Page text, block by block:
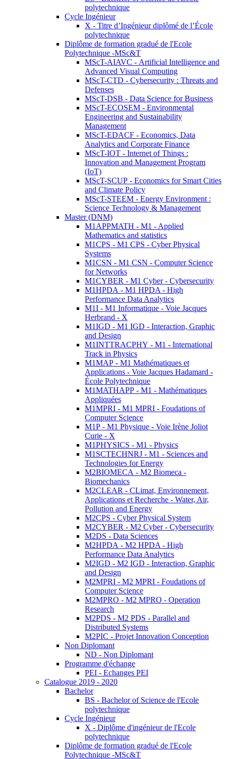
polytechnique
Cycle Ingénieur
X - Titre d’Ingénieur diplômé de l’École
polytechnique
Diplôme de formation gradué de l'Ecole
Polytechnique -MSc&T
MScT-AIAVC - Artificial Intelligence and
Advanced Visual Computing
MScT-CTD - Cybersecurity : Threats and
Defenses
MScT-DSB - Data Science for Business
MScT-ECOSEM - Environmental
Engineering and Sustainability
Management
MScT-EDACF - Economics, Data
Analytics and Corporate Finance
MScT-IOT - Internet of Things :
Innovation and Management Program
(IoT)
MScT-SCUP - Economics for Smart Cities
and Climate Policy
MScT-STEEM - Energy Environment :
Science Technology & Management
Master (DNM)
M1APPMATH - M1 - Applied
Mathematics and statistics
M1CPS - M1 CPS - Cyber Physical
Systems
M1CSN - M1 CSN - Computer Science
for Networks
M1CYBER - M1 Cyber - Cybersecurity
M1HPDA - M1 HPDA - High
Performance Data Analytics
M1I - M1 Informatique - Voie Jacques
Herbrand - X
M1IGD - M1 IGD - Interaction, Graphic
and Design
M1INTTRACPHY - M1 - International
Track in Physics
M1MAP - M1 Mathématiques et
Applications - Voie Jacques Hadamard -
École Polytechnique
M1MATHAPP - M1 - Mathématiques
Appliquées
M1MPRI - M1 MPRI - Foudations of
Computer Science
M1P - M1 Physique - Voie Irène Joliot
Curie - X
M1PHYSICS - M1 - Physics
M1SCTECHNRJ - M1 - Sciences and
Technologies for Energy
M2BIOMECA - M2 Biomeca -
Biomechanics
M2CLEAR - CLimat, Environnement,
Applications et Recherche - Water, Air,
Pollution and Energy
M2CPS - Cyber Physical System
M2CYBER - M2 Cyber - Cybersecurity
M2DS - Data Sciences
M2HPDA - M2 HPDA - High
Performance Data Analytics
M2IGD - M2 IGD - Interaction, Graphic
and Design
M2MPRI - M2 MPRI - Foudations of
Computer Science
M2MPRO - M2 MPRO - Operation
Research
M2PDS - M2 PDS - Parallel and
Distributed Systems
M2PIC - Projet Innovation Conception
Non Diplomant
ND - Non Diplomant
Programme d'échange
PEI - Echanges PEI
Catalogue 2019 - 2020
Bachelor
BS - Bachelor of Science de l'Ecole
polytechnique
Cycle Ingénieur
X - Diplôme d'ingénieur de l'Ecole
polytechnique
Diplôme de formation gradué de l'Ecole
Polytechnique -MSc&T